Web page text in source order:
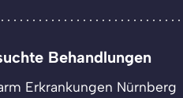
Behandlungen
Erkrankungen Nürnberg